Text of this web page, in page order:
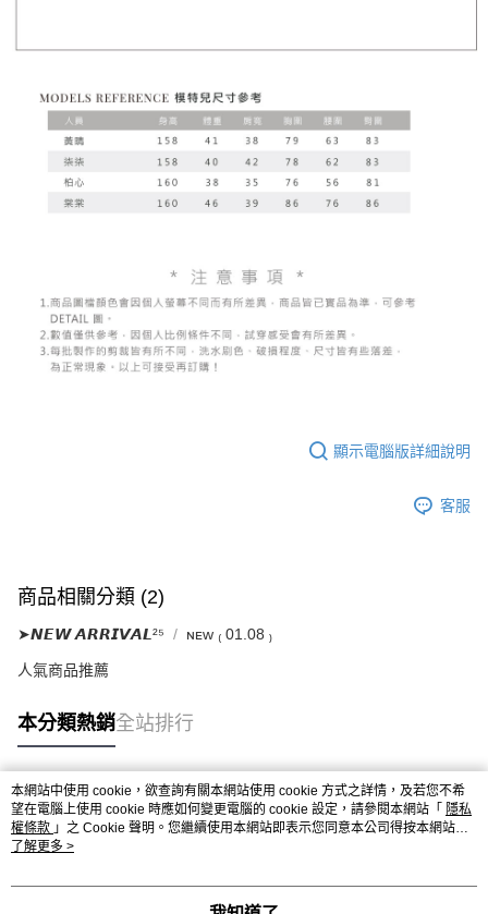
顯示電腦版詳細說明
客服
商品相關分類 (2)
➤𝙉𝙀𝙒 𝘼𝙍𝙍𝙄𝙑𝘼𝙇²⁵ ɴᴇᴡ ₍ 01.08 ₎
人氣商品推薦
本分類熱銷全站排行
熱門標籤
本網站中使用 cookie，欲查詢有關本網站使用 cookie 方式之詳情，及若您不希
望在電腦上使用 cookie 時應如何變更電腦的 cookie 設定，請參閱本網站「 隱私
權條款 」之 Cookie 聲明。您繼續使用本網站即表示您同意本公司得按本網站使
用條款之 Cookie 聲明使用 cookie。
了解更多 >